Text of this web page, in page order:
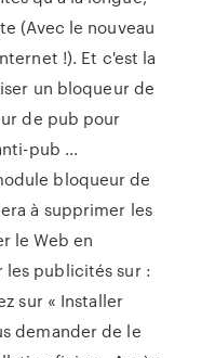
(Avec le nouveau
!). Et c'est la
un bloqueur de
de pub pour
pub ...
bloqueur de
à supprimer les
le Web en
publicités sur :
sur « Installer
demander de le